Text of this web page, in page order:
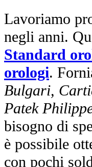
Lavoriamo
negli anni.
Standard
orologi.
Bulgari,
Patek
bisogno di
è possibile
con pochi